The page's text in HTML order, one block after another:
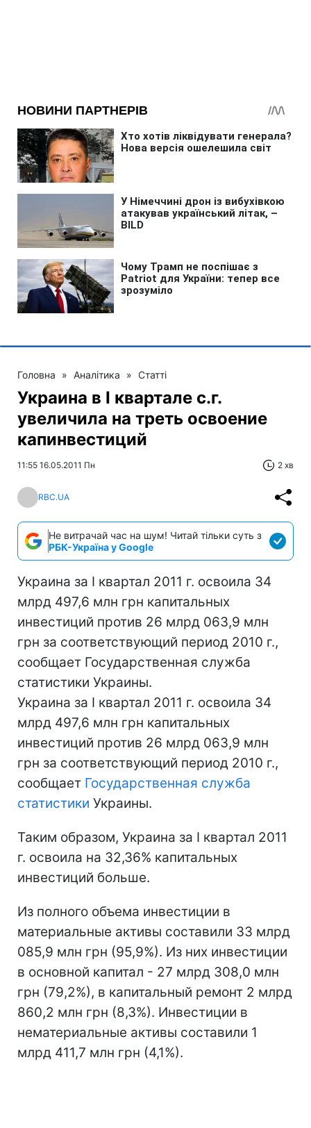
Головна » Аналітика » Статті
Украина в I квартале с.г.
увеличила на треть освоение
капинвестиций
11:55 16.05.2011 Пн 2 хв
RBC.UA
Не витрачай час на шум! Читай тільки суть з
РБК-Україна у Google
Украина за I квартал 2011 г. освоила 34
млрд 497,6 млн грн капитальных
инвестиций против 26 млрд 063,9 млн
грн за соответствующий период 2010 г.,
сообщает Государственная служба
статистики Украины.
Украина за I квартал 2011 г. освоила 34
млрд 497,6 млн грн капитальных
инвестиций против 26 млрд 063,9 млн
грн за соответствующий период 2010 г.,
сообщает Государственная служба
статистики Украины.
Таким образом, Украина за I квартал 2011
г. освоила на 32,36% капитальных
инвестиций больше.
Из полного объема инвестиции в
материальные активы составили 33 млрд
085,9 млн грн (95,9%). Из них инвестиции
в основной капитал - 27 млрд 308,0 млн
грн (79,2%), в капитальный ремонт 2 млрд
860,2 млн грн (8,3%). Инвестиции в
нематериальные активы составили 1
млрд 411,7 млн грн (4,1%).